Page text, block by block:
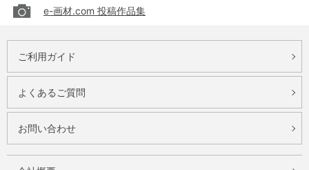
e-画材.com 投稿作品集
ご利用ガイド
よくあるご質問
お問い合わせ